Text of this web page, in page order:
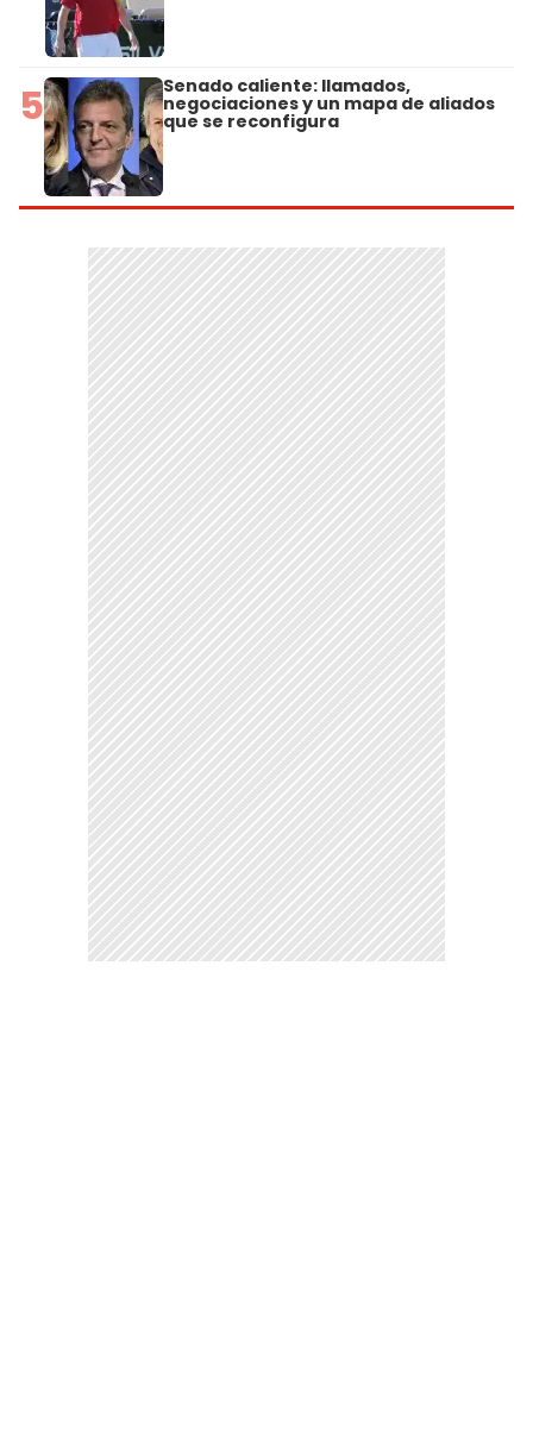
5 Senado caliente: llamados,
negociaciones y un mapa de aliados
que se reconfigura